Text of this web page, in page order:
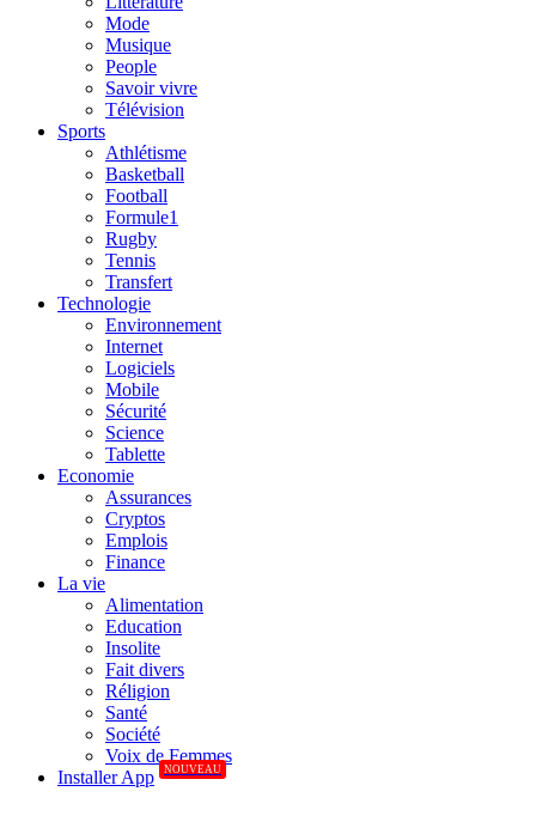
Mode
Musique
People
Savoir vivre
Télévision
Sports
Athlétisme
Basketball
Football
Formule1
Rugby
Tennis
Transfert
Technologie
Environnement
Internet
Logiciels
Mobile
Sécurité
Science
Tablette
Economie
Assurances
Cryptos
Emplois
Finance
La vie
Alimentation
Education
Insolite
Fait divers
Réligion
Santé
Société
Voix de Femmes
Installer App
NOUVEAU